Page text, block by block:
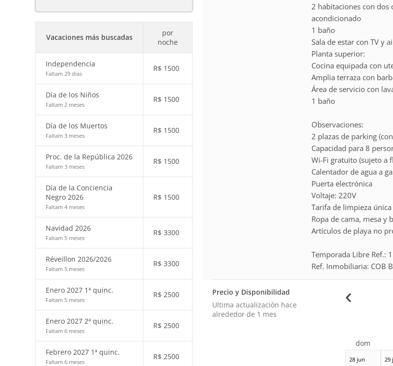
Vacaciones más buscadas
por
noche
Independencia
Faltam 29 dias
R$ 1500
Día de los Niños
Faltam 2 meses
R$ 1500
Día de los Muertos
Faltam 3 meses
R$ 1500
Proc. de la República 2026
Faltam 3 meses
R$ 1500
Día de la Conciencia
Negro 2026
Faltam 4 meses
R$ 1500
Navidad 2026
Faltam 5 meses
R$ 3300
Réveillon 2026/2026
Faltam 5 meses
R$ 3300
Enero 2027 1ª quinc.
Faltam 5 meses
R$ 2500
Enero 2027 2ª quinc.
Faltam 6 meses
R$ 2500
Febrero 2027 1ª quinc.
Faltam 6 meses
R$ 2500
2 habitaciones con dos
acondicionado
1 baño
Sala de estar con TV y
Planta superior:
Cocina equipada con
Amplia terraza con
Área de servicio con
1 baño
Observaciones:
2 plazas de parking
Capacidad para 8
Wi-Fi gratuito (sujeto a
Calentador de agua a
Puerta electrónica
Voltaje: 220V
Tarifa de limpieza
Ropa de cama, mesa y
Artículos de playa no
Temporada Libre Ref.:
Ref. Inmobiliaria: COB
Precio y Disponibilidad
Ultima actualización hace
alrededor de 1 mes
28 jun 29
dom